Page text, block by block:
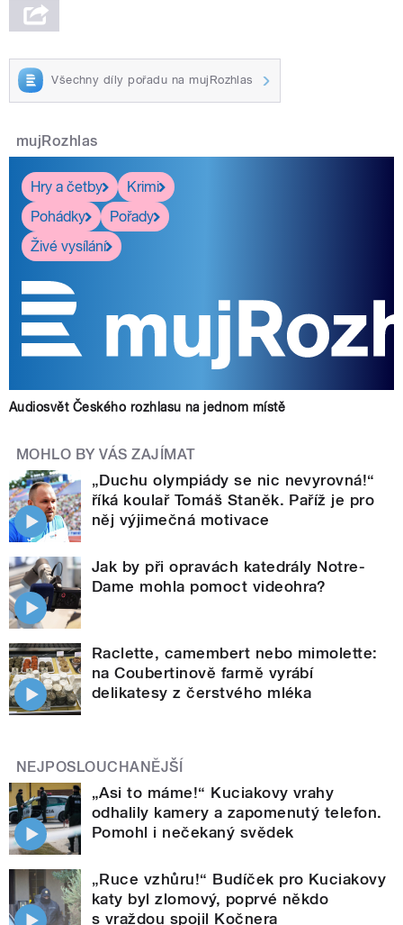
Všechny díly pořadu na mujRozhlas
mujRozhlas
Hry a četby
Krimi
Pohádky
Pořady
Živé vysílání
Audiosvět Českého rozhlasu na jednom místě
MOHLO BY VÁS ZAJÍMAT
„Duchu olympiády se nic nevyrovná!“
říká koulař Tomáš Staněk. Paříž je pro
něj výjimečná motivace
Jak by při opravách katedrály Notre-
Dame mohla pomoct videohra?
Raclette, camembert nebo mimolette:
na Coubertinově farmě vyrábí
delikatesy z čerstvého mléka
NEJPOSLOUCHANĚJŠÍ
„Asi to máme!“ Kuciakovy vrahy
odhalily kamery a zapomenutý telefon.
Pomohl i nečekaný svědek
„Ruce vzhůru!“ Budíček pro Kuciakovy
katy byl zlomový, poprvé někdo
s vraždou spojil Kočnera